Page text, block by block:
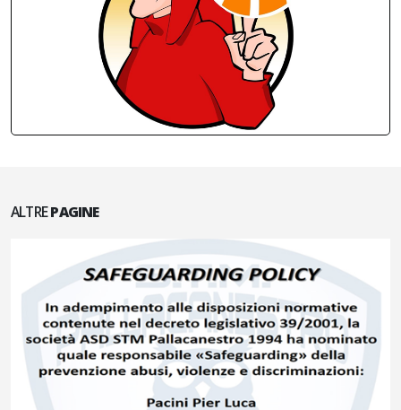
ALTREPAGINE